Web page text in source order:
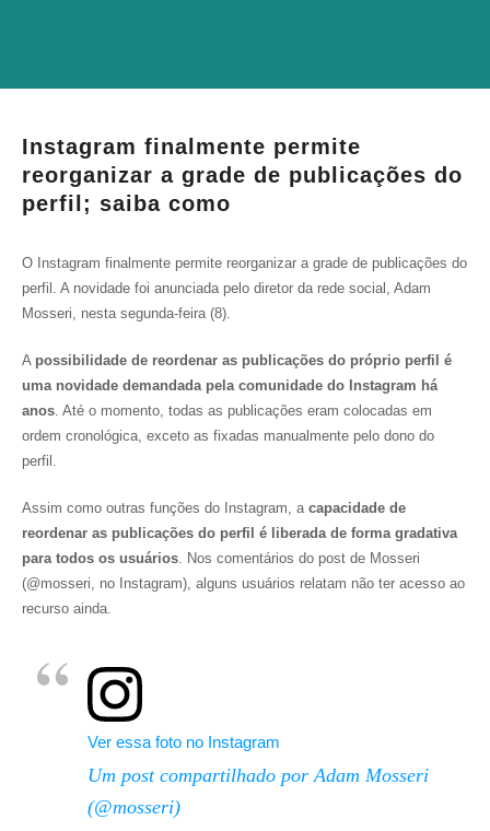
Instagram finalmente permite
reorganizar a grade de publicações do
perfil; saiba como
O Instagram finalmente permite reorganizar a grade de publicações do
perfil. A novidade foi anunciada pelo diretor da rede social, Adam
Mosseri, nesta segunda-feira (8).
A possibilidade de reordenar as publicações do próprio perfil é
uma novidade demandada pela comunidade do Instagram há
anos. Até o momento, todas as publicações eram colocadas em
ordem cronológica, exceto as fixadas manualmente pelo dono do
perfil.
Assim como outras funções do Instagram, acapacidade de
reordenar as publicações do perfil é liberada de forma gradativa
para todos os usuários. Nos comentários do post de Mosseri
(@mosseri, no Instagram), alguns usuários relatam não ter acesso ao
recurso ainda.
Ver essa foto no Instagram
Um post compartilhado por Adam Mosseri
(@mosseri)